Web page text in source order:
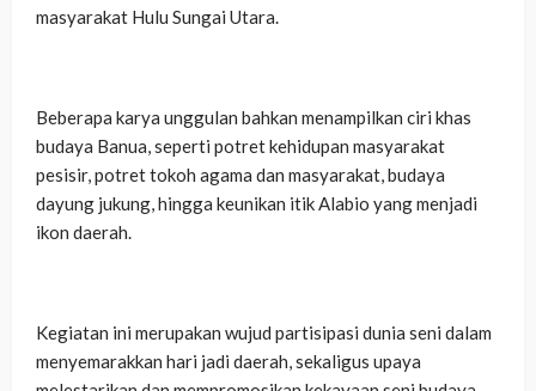
masyarakat Hulu Sungai Utara.
‎Beberapa karya unggulan bahkan menampilkan ciri khas
budaya Banua, seperti potret kehidupan masyarakat
pesisir, potret tokoh agama dan masyarakat, budaya
dayung jukung, hingga keunikan itik Alabio yang menjadi
ikon daerah.
‎Kegiatan ini merupakan wujud partisipasi dunia seni dalam
menyemarakkan hari jadi daerah, sekaligus upaya